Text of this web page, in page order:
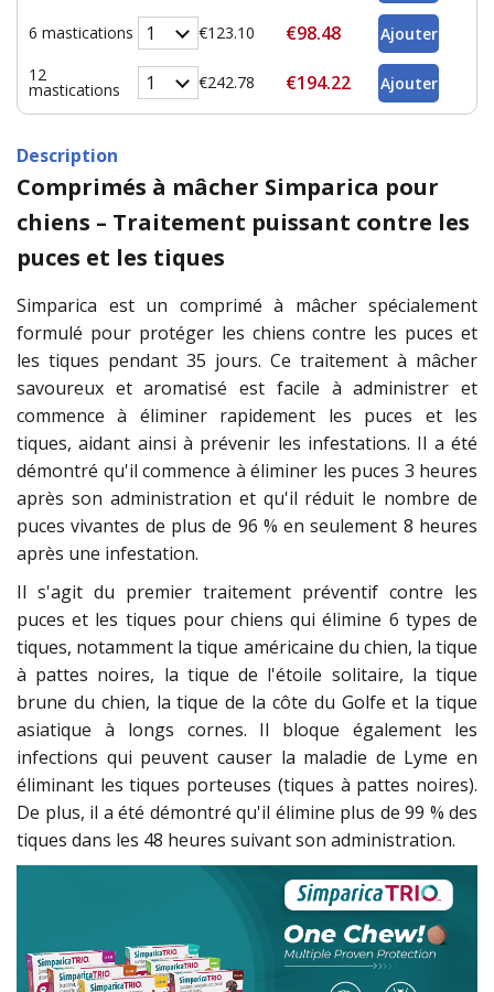
6 mastications €123.10 €98.48
12
mastications €242.78 €194.22
Description
Comprimés à mâcher Simparica pour
chiens – Traitement puissant contre les
puces et les tiques
Simparica est un comprimé à mâcher spécialement
formulé pour protéger les chiens contre les puces et
les tiques pendant 35 jours. Ce traitement à mâcher
savoureux et aromatisé est facile à administrer et
commence à éliminer rapidement les puces et les
tiques, aidant ainsi à prévenir les infestations. Il a été
démontré qu'il commence à éliminer les puces 3 heures
après son administration et qu'il réduit le nombre de
puces vivantes de plus de 96 % en seulement 8 heures
après une infestation.
Il s'agit du premier traitement préventif contre les
puces et les tiques pour chiens qui élimine 6 types de
tiques, notamment la tique américaine du chien, la tique
à pattes noires, la tique de l'étoile solitaire, la tique
brune du chien, la tique de la côte du Golfe et la tique
asiatique à longs cornes. Il bloque également les
infections qui peuvent causer la maladie de Lyme en
éliminant les tiques porteuses (tiques à pattes noires).
De plus, il a été démontré qu'il élimine plus de 99 % des
tiques dans les 48 heures suivant son administration.